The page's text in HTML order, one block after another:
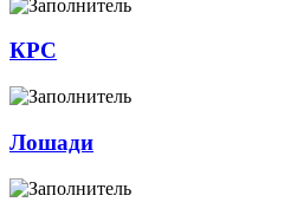
КРС
Лошади